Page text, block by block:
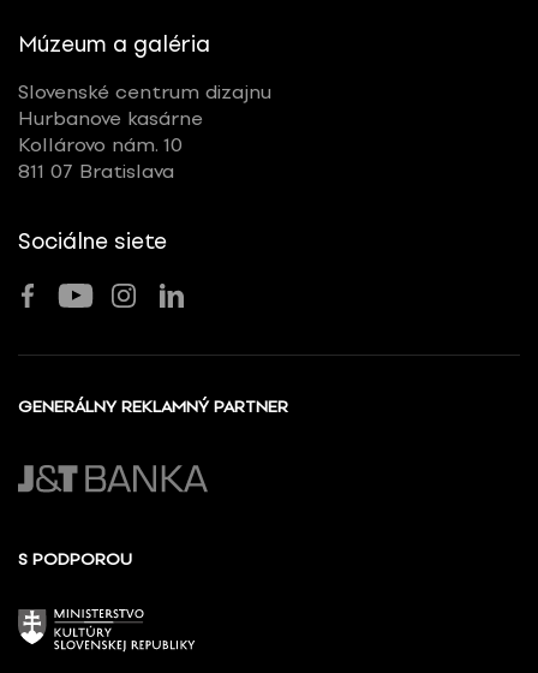
Múzeum a galéria
Slovenské centrum dizajnu
Hurbanove kasárne
Kollárovo nám. 10
811 07 Bratislava
Sociálne siete
GENERÁLNY REKLAMNÝ PARTNER
S PODPOROU